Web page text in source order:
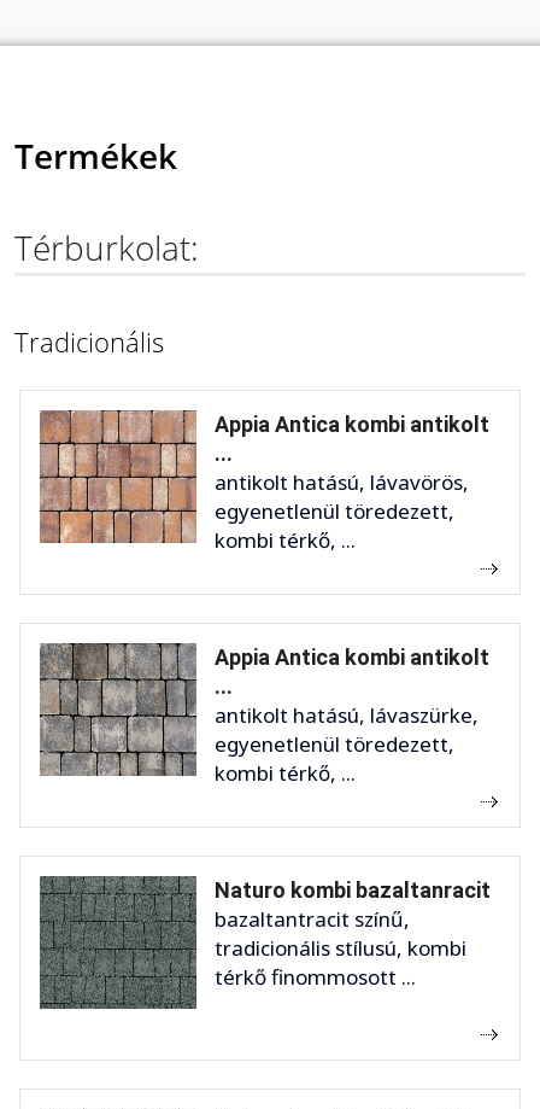
Termékek
Térburkolat:
Tradicionális
Appia Antica kombi antikolt
...
antikolt hatású, lávavörös,
egyenetlenül töredezett,
kombi térkő, ...
Appia Antica kombi antikolt
...
antikolt hatású, lávaszürke,
egyenetlenül töredezett,
kombi térkő, ...
Naturo kombi bazaltanracit
bazaltantracit színű,
tradicionális stílusú, kombi
térkő finommosott ...